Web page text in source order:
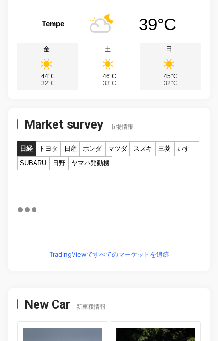
Tempe 39°C
金
44°C
32°C
土
46°C
33°C
日
45°C
32°C
Market survey 市場情報
日経 トヨタ 日産 ホンダ マツダ スズキ 三菱
いすゞ
SUBARU
日野 ヤマハ発動機
TradingViewですべてのマーケットを追跡
New Car 新車種情報